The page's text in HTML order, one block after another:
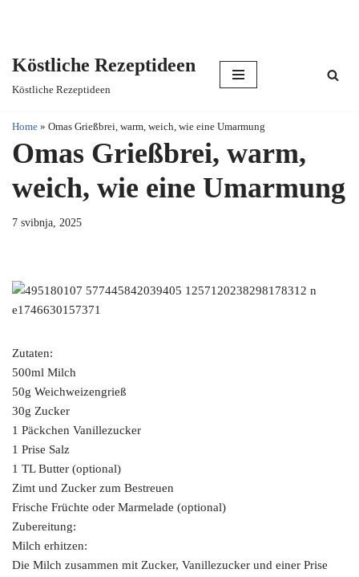
content
Köstliche Rezeptideen
Köstliche Rezeptideen
Home » Omas Grießbrei, warm, weich, wie eine Umarmung
Omas Grießbrei, warm,
weich, wie eine Umarmung
7 svibnja, 2025
Zutaten:
500ml Milch
50g Weichweizengrieß
30g Zucker
1 Päckchen Vanillezucker
1 Prise Salz
1 TL Butter (optional)
Zimt und Zucker zum Bestreuen
Frische Früchte oder Marmelade (optional)
Zubereitung:
Milch erhitzen:
Die Milch zusammen mit Zucker, Vanillezucker und einer Prise